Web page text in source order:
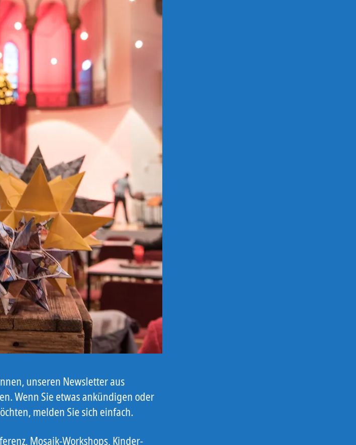
unseren Newsletter aus
Wenn Sie etwas ankündigen oder
melden Sie sich einfach.
Mosaik-Workshops, Kinder-